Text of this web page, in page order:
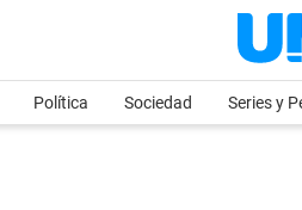
Política Sociedad Series y